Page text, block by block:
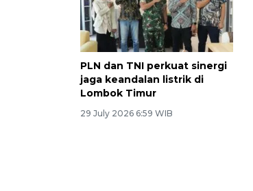
PLN dan TNI perkuat sinergi
jaga keandalan listrik di
Lombok Timur
29 July 2026 6:59 WIB